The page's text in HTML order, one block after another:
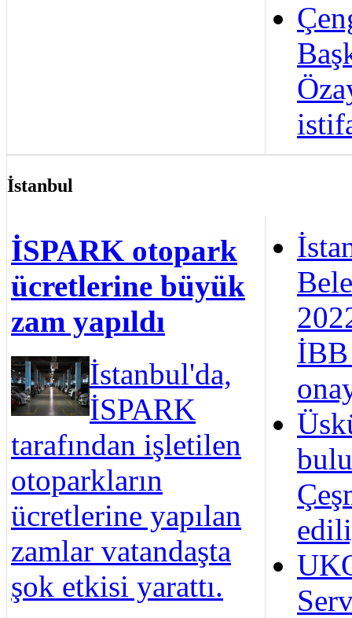
İstanbul
İSPARK otopark
ücretlerine büyük
zam yapıldı
İstanbul'da,
İSPARK
tarafından işletilen
otoparkların
ücretlerine yapılan
zamlar vatandaşta
şok etkisi yarattı.